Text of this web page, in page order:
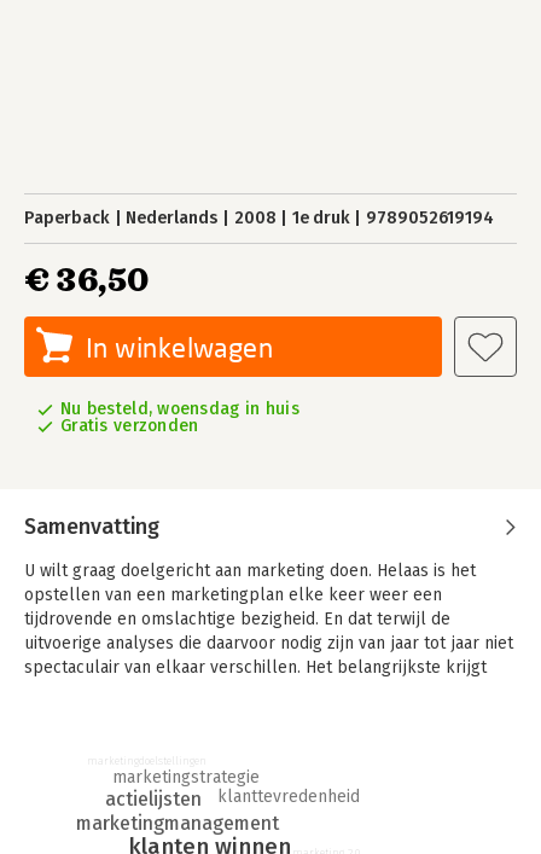
Paperback Nederlands 2008 1e druk 9789052619194
€ 36,50
In winkelwagen
Nu besteld, woensdag in huis
Gratis verzonden
Samenvatting
U wilt graag doelgericht aan marketing doen. Helaas is het
opstellen van een marketingplan elke keer weer een
tijdrovende en omslachtige bezigheid. En dat terwijl de
uitvoerige analyses die daarvoor nodig zijn van jaar tot jaar niet
spectaculair van elkaar verschillen. Het belangrijkste krijgt
zonder omslachtige plannen doelgericht marketing bedrijft. In
dit boek draait alles om de acties. Wat is een werkbare
aanpak? Hoe formuleert u pragmatische maar ook creatieve en
originele acties om uw markt te bewerken? Hoe weet u of u
klanten winnen
marketingmanagement
actielijsten
marketingstrategie
klanttevredenheid
marketingdoelstellingen